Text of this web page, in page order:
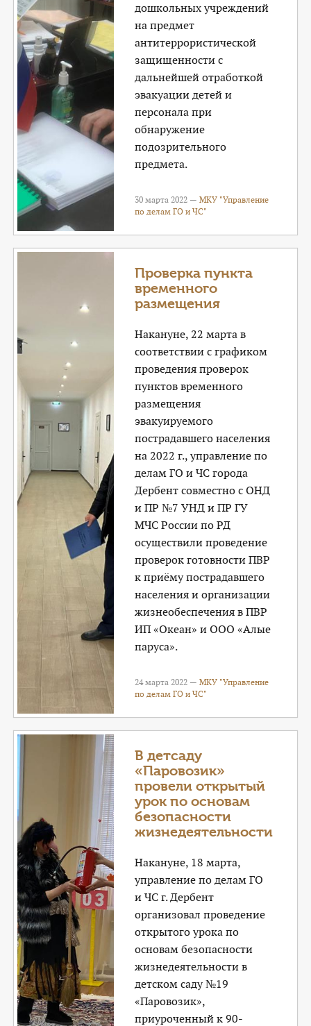
дошкольных учреждений
на предмет
антитеррористической
защищенности с
дальнейшей отработкой
эвакуации детей и
персонала при
обнаружение
подозрительного
предмета.
30 марта 2022 —МКУ "Управление
по делам ГО и ЧС"
Проверка пункта
временного
размещения
Накануне, 22 марта в
соответствии с графиком
проведения проверок
пунктов временного
размещения
эвакуируемого
пострадавшего населения
на 2022 г., управление по
делам ГО и ЧС города
Дербент совместно с ОНД
и ПР №7 УНД и ПР ГУ
МЧС России по РД
осуществили проведение
проверок готовности ПВР
к приёму пострадавшего
населения и организации
жизнеобеспечения в ПВР
ИП «Океан» и ООО «Алые
паруса».
24 марта 2022 —МКУ "Управление
по делам ГО и ЧС"
В детсаду
«Паровозик»
провели открытый
урок по основам
безопасности
жизнедеятельности
Накануне, 18 марта,
управление по делам ГО
и ЧС г. Дербент
организовал проведение
открытого урока по
основам безопасности
жизнедеятельности в
детском саду №19
«Паровозик»,
приуроченный к 90-